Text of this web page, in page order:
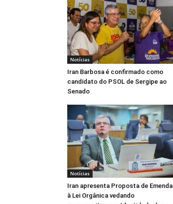
Notícias
Iran Barbosa é confirmado como
candidato do PSOL de Sergipe ao
Senado
Notícias
Iran apresenta Proposta de Emenda
à Lei Orgânica vedando